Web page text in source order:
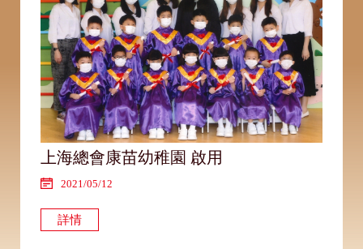
上海總會康苗幼稚園 啟用
2021/05/12
詳情